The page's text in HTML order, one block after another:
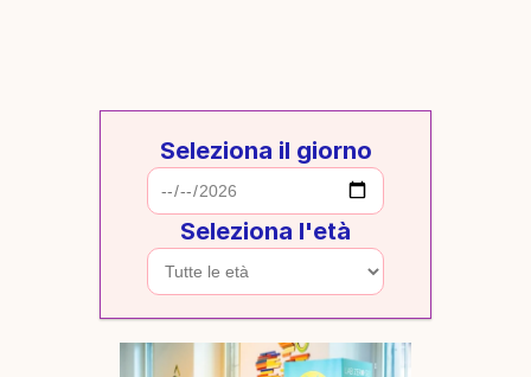
Seleziona il giorno
Seleziona l'età